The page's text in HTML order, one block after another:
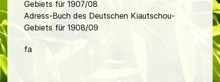
Gebiets für 1907/08
Adress-Buch des Deutschen Kiautschou-
Gebiets für 1908/09
fa